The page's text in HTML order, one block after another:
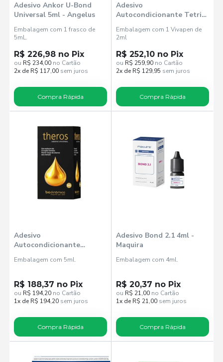
Adesivo Ankor U-Bond
Universal 5ml - Angelus
Embalagem com 1 frasco de
5mL.
R$ 226,98 no Pix
ou R$ 234,00 no Cartão
2x de R$ 117,00 sem juros
Compra Rápida
Adesivo
Autocondicionante Tetric
- Ivoclar
Embalagem com 1 Vivapen de
2ml
R$ 252,10 no Pix
ou R$ 259,90 no Cartão
2x de R$ 129,95 sem juros
Compra Rápida
Adesivo
Autocondicionante
Biodinamica
Embalagem com 5ml.
R$ 188,37 no Pix
ou R$ 194,20 no Cartão
1x de R$ 194,20 sem juros
Compra Rápida
Adesivo Bond 2.1 4ml -
Maquira
Embalagem com 4ml.
R$ 20,37 no Pix
ou R$ 21,00 no Cartão
1x de R$ 21,00 sem juros
Compra Rápida